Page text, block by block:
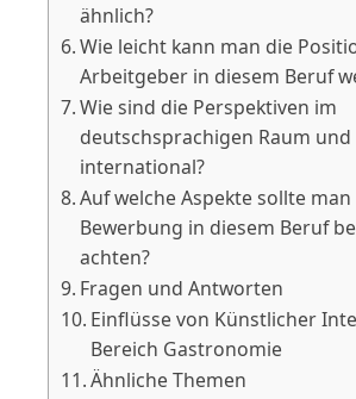
ähnlich?
Wie leicht kann man die
Arbeitgeber in diesem Beruf
Wie sind die Perspektiven im
deutschsprachigen Raum und
international?
Auf welche Aspekte sollte
Bewerbung in diesem Beruf
achten?
Fragen und Antworten
Einflüsse von Künstlicher
Bereich Gastronomie
Ähnliche Themen